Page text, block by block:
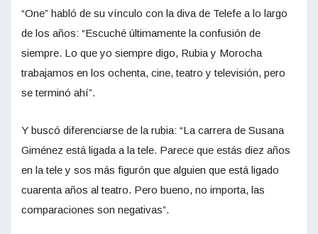
“One” habló de su vínculo con la diva de Telefe a lo largo
de los años: “Escuché últimamente la confusión de
siempre. Lo que yo siempre digo, Rubia y Morocha
trabajamos en los ochenta, cine, teatro y televisión, pero
se terminó ahí”.
Y buscó diferenciarse de la rubia: “La carrera de Susana
Giménez está ligada a la tele. Parece que estás diez años
en la tele y sos más figurón que alguien que está ligado
cuarenta años al teatro. Pero bueno, no importa, las
comparaciones son negativas”.